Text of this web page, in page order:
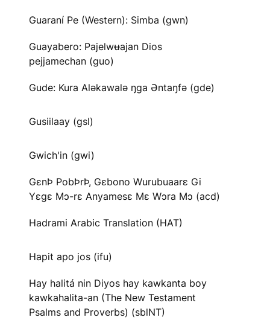
Guaraní Pe (Western): Simba (gwn)
Guayabero: Pajelwʉajan Dios
pejjamechan (guo)
Gude: Kura Aləkawalə ŋga Əntaŋfə (gde)
Gusiilaay (gsl)
Gwich'in (gwi)
GɛnÞ PobÞrÞ, Gɛbono Wurubuaarɛ Gi
Yɛgɛ Mɔ-rɛ Anyamesɛ Mɛ Wɔra Mɔ (acd)
Hadrami Arabic Translation (HAT)
Hapit apo jos (ifu)
Hay halitá nin Diyos hay kawkanta boy
kawkahalita-an (The New Testament
Psalms and Proverbs) (sblNT)